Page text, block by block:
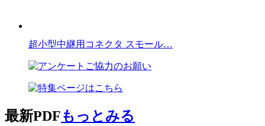
超小型中継用コネクタ スモール…
最新PDFもっとみる